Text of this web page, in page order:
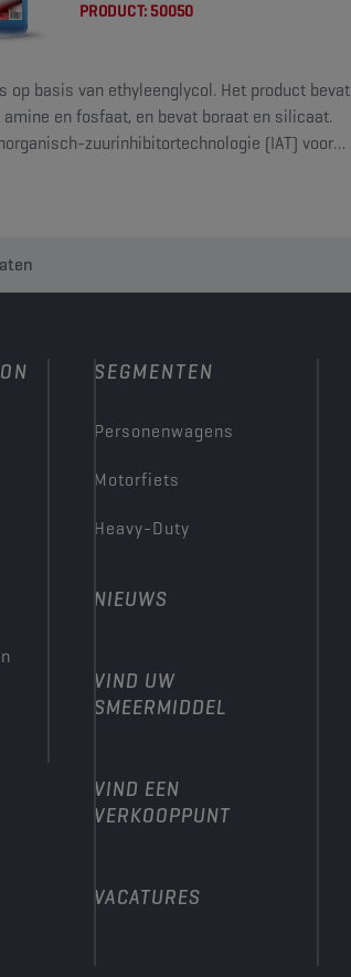
PRODUCT:50050
op basis van ethyleenglycol. Het product bevat
en fosfaat, en bevat boraat en silicaat.
zuurinhibitortechnologie (IAT) voor
SEGMENTEN
Personenwagens
Motorfiets
Heavy-Duty
NIEUWS
VIND UW
SMEERMIDDEL
VIND EEN
VERKOOPPUNT
VACATURES